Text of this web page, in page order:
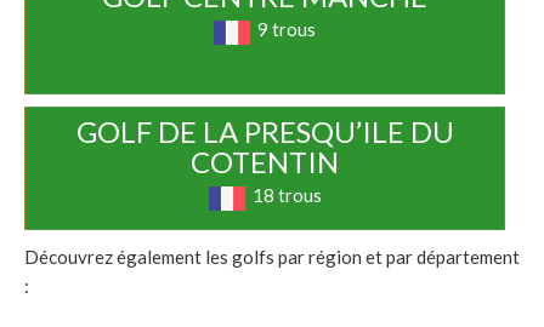
9 trous
GOLF DE LA PRESQU’ILE DU
COTENTIN
18 trous
Découvrez également les golfs par région et par département
: